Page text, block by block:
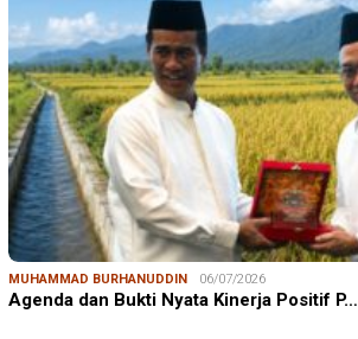
MUHAMMAD BURHANUDDIN 06/07/2026
Agenda dan Bukti Nyata Kinerja Positif P…